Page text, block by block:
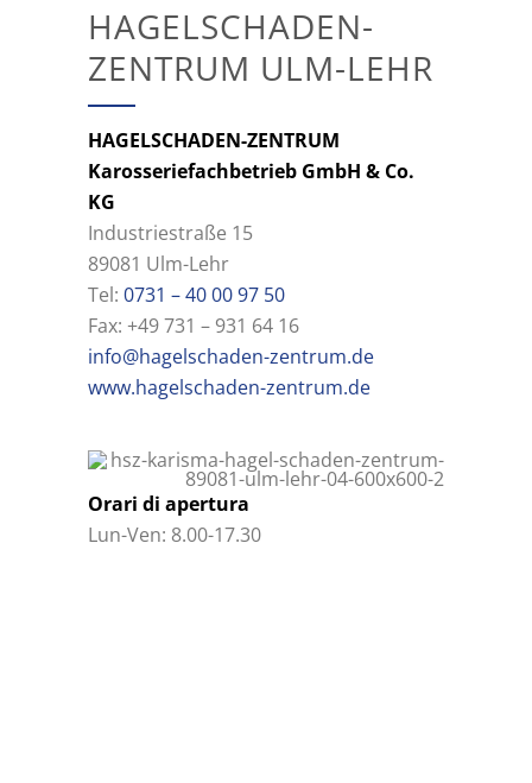
HAGELSCHADEN-
ZENTRUM ULM-LEHR
HAGELSCHADEN-ZENTRUM
Karosseriefachbetrieb GmbH & Co.
KG
Industriestraße 15
89081 Ulm-Lehr
Tel: 0731 – 40 00 97 50
Fax: +49 731 – 931 64 16
info@hagelschaden-zentrum.de
www.hagelschaden-zentrum.de
Orari di apertura
Lun-Ven: 8.00-17.30